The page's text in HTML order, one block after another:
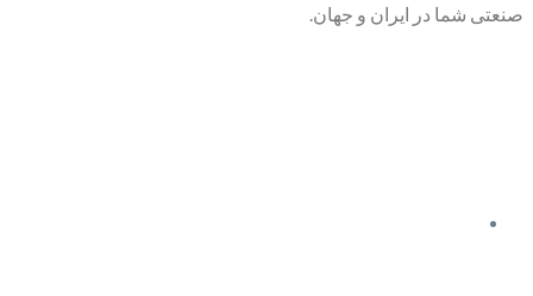
صنعتی شما در ایران و جهان.